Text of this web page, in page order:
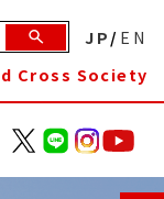
JP/ EN
Cross Society